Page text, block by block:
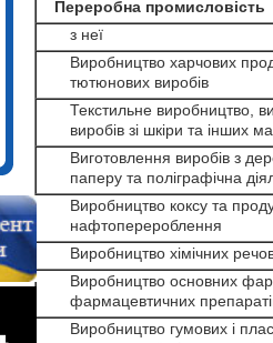
Переробна промисловість
з неї
Виробництво харчових
тютюнових виробів
Текстильне виробництво,
виробів зі шкіри та інших
Виготовлення виробів з
паперу та поліграфічна
Виробництво коксу та
нафтоперероблення
Виробництво хімічних
Виробництво основних
фармацевтичних
Виробництво гумових і
Металургійне
виробництво та
виробництво готових
металевих
виробів
Машинобудування
Виробництво та
розподілення
електроенергії, газу та
води
1
Відповідно до
(ДК 009:2005).
2Розрахунок